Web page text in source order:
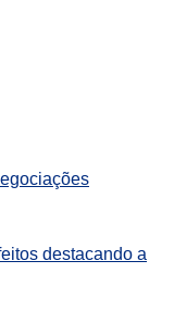
destacando a